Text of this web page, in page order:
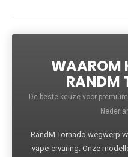
WAAROM
RANDM
De beste keuze voor
RandM Tornado wegwerp
vape-ervaring. Onze